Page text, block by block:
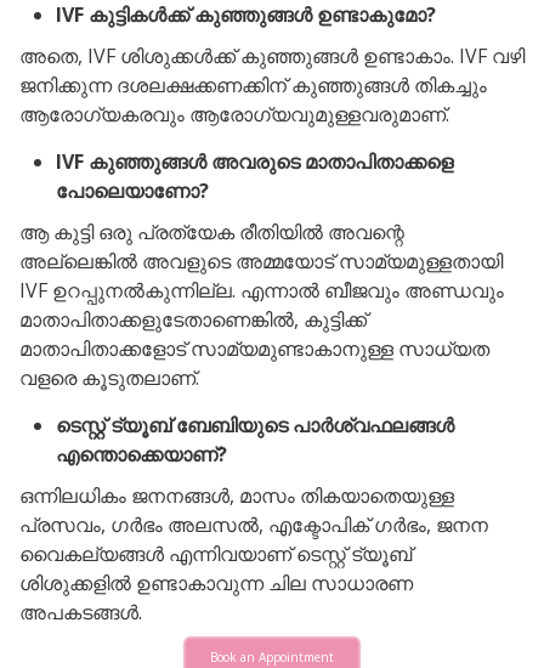
IVF കുട്ടികൾക്ക് കുഞ്ഞുങ്ങൾ ഉണ്ടാകുമോ?
അതെ, IVF ശിശുക്കൾക്ക് കുഞ്ഞുങ്ങൾ ഉണ്ടാകാം. IVF വഴി
ജനിക്കുന്ന ദശലക്ഷക്കണക്കിന് കുഞ്ഞുങ്ങൾ തികച്ചും
ആരോഗ്യകരവും ആരോഗ്യവുമുള്ളവരുമാണ്.
IVF കുഞ്ഞുങ്ങൾ അവരുടെ മാതാപിതാക്കളെ
പോലെയാണോ?
ആ കുട്ടി ഒരു പ്രത്യേക രീതിയിൽ അവന്റെ
അല്ലെങ്കിൽ അവളുടെ അമ്മയോട് സാമ്യമുള്ളതായി
IVF ഉറപ്പുനൽകുന്നില്ല. എന്നാൽ ബീജവും അണ്ഡവും
മാതാപിതാക്കളുടേതാണെങ്കിൽ, കുട്ടിക്ക്
മാതാപിതാക്കളോട് സാമ്യമുണ്ടാകാനുള്ള സാധ്യത
വളരെ കൂടുതലാണ്.
ടെസ്റ്റ് ട്യൂബ് ബേബിയുടെ പാർശ്വഫലങ്ങൾ
എന്തൊക്കെയാണ്?
ഒന്നിലധികം ജനനങ്ങൾ, മാസം തികയാതെയുള്ള
പ്രസവം, ഗർഭം അലസൽ, എക്ടോപിക് ഗർഭം, ജനന
വൈകല്യങ്ങൾ എന്നിവയാണ് ടെസ്റ്റ് ട്യൂബ്
ശിശുക്കളിൽ ഉണ്ടാകാവുന്ന ചില സാധാരണ
അപകടങ്ങൾ.
Book an Appointment